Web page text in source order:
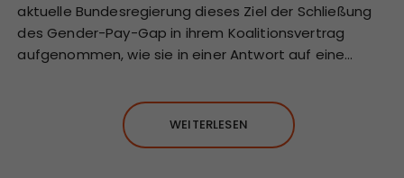
aktuelle Bundesregierung dieses Ziel der Schließung
des Gender-Pay-Gap in ihrem Koalitionsvertrag
aufgenommen, wie sie in einer Antwort auf eine…
WEITERLESEN